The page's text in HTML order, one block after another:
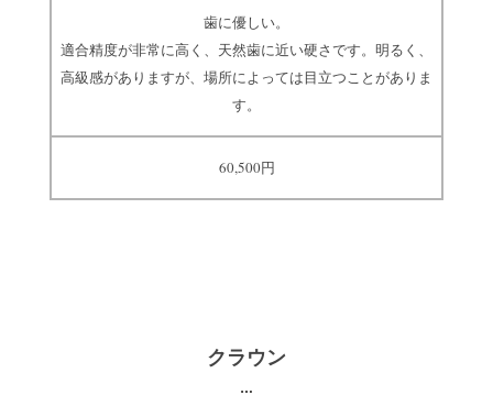
歯に優しい。
適合精度が非常に高く、天然歯に近い硬さです。明るく、
高級感がありますが、場所によっては目立つことがありま
す。
60,500円
クラウン